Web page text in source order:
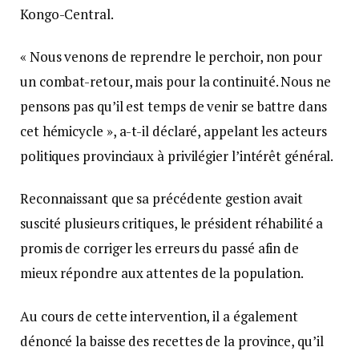
Kongo-Central.
« Nous venons de reprendre le perchoir, non pour
un combat-retour, mais pour la continuité. Nous ne
pensons pas qu’il est temps de venir se battre dans
cet hémicycle », a-t-il déclaré, appelant les acteurs
politiques provinciaux à privilégier l’intérêt général.
Reconnaissant que sa précédente gestion avait
suscité plusieurs critiques, le président réhabilité a
promis de corriger les erreurs du passé afin de
mieux répondre aux attentes de la population.
Au cours de cette intervention, il a également
dénoncé la baisse des recettes de la province, qu’il